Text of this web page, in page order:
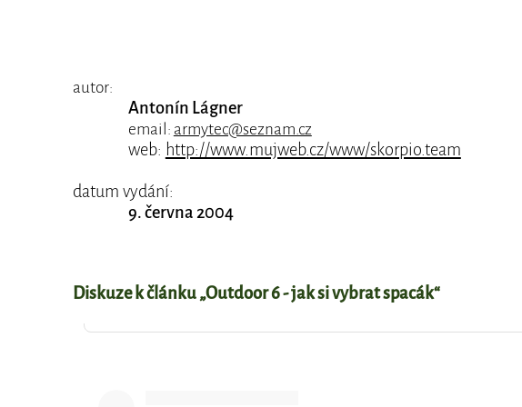
autor:
Antonín Lágner
email: armytec@seznam.cz
web: http://www.mujweb.cz/www/skorpio.team
datum vydání:
9. června 2004
Diskuze k článku „Outdoor 6 - jak si vybrat spacák“